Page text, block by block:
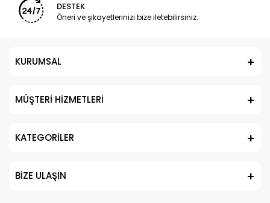
DESTEK
Öneri ve şikayetlerinizi bize iletebilirsiniz.
KURUMSAL
MÜŞTERİ HİZMETLERİ
KATEGORİLER
BİZE ULAŞIN